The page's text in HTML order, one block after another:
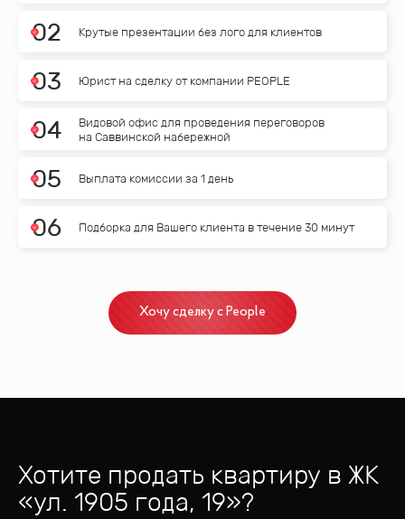
02 Крутые презентации без лого для клиентов
03 Юрист на сделку от компании PEOPLE
04
Видовой офис для проведения переговоров
на Саввинской набережной
05 Выплата комиссии за 1 день
06 Подборка для Вашего клиента в течение 30 минут
Хочу сделку с People
Хотите продать квартиру в ЖК
«ул. 1905 года, 19»?